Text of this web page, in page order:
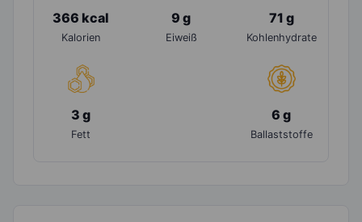
366 kcal
Kalorien
9 g
Eiweiß
71 g
Kohlenhydrate
3 g
Fett
6 g
Ballaststoffe